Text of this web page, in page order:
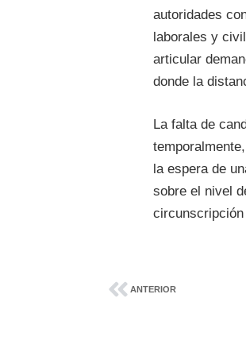
autoridades
laborales y
articular
donde la
La falta de
la espera de
sobre el nivel
circunscripción
ANTERIOR